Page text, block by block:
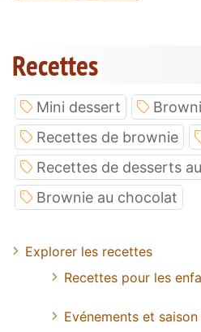
Recettes
Mini dessert
Recettes de brownie
Recettes de desserts
Brownie au chocolat
Explorer les recettes
Recettes pour les
Evénements et saison